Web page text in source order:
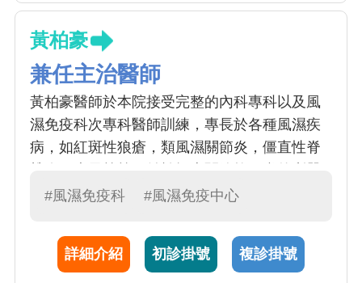
黃柏豪
兼任主治醫師
黃柏豪醫師於本院接受完整的內科專科以及風
濕免疫科次專科醫師訓練，專長於各種風濕疾
病，如紅斑性狼瘡，類風濕關節炎，僵直性脊
- 軟組織超音波上有所專精。且熱忱於教學方
考官認證，並為五年級醫學生以及住院醫師之
教學推動人
#風濕免疫科 #風濕免疫中心
詳細介紹 初診掛號 複診掛號